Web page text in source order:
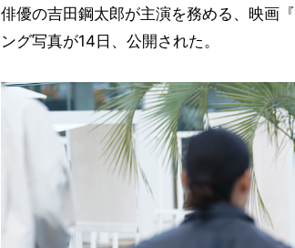
俳優の吉田鋼太郎が主演を務める、映画『
ング写真が14日、公開された。